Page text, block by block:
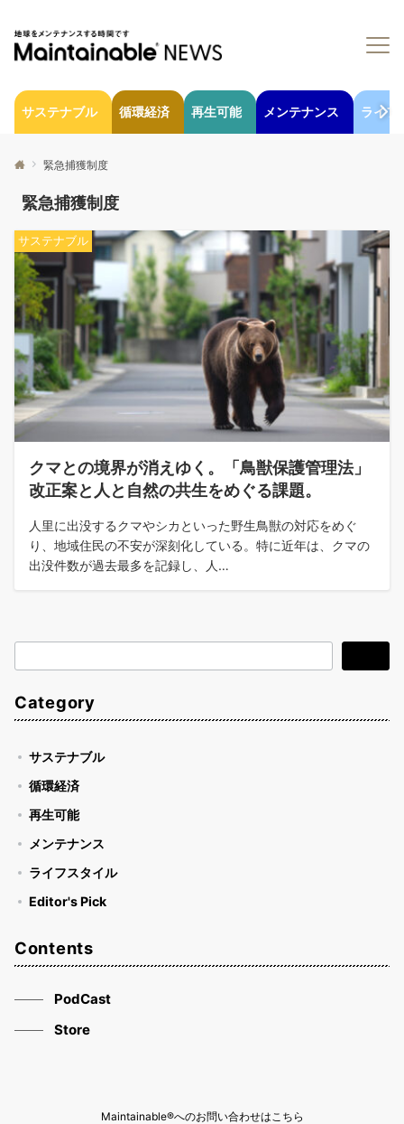
サステナブル 循環経済 再生可能 メンテナンス ライフ
緊急捕獲制度
緊急捕獲制度
サステナブル
クマとの境界が消えゆく。「鳥獣保護管理法」
改正案と人と自然の共生をめぐる課題。
人里に出没するクマやシカといった野生鳥獣の対応をめぐ
り、地域住民の不安が深刻化している。特に近年は、クマの
出没件数が過去最多を記録し、人…
索
Category
サステナブル
循環経済
再生可能
メンテナンス
ライフスタイル
Editor's Pick
Contents
PodCast
Store
Maintainable®へのお問い合わせはこちら